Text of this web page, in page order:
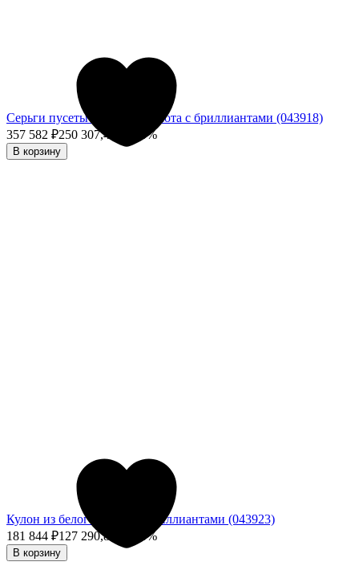
Серьги пусеты из белого золота с бриллиантами (043918)
357 582 ₽250 307,40 - 30%
В корзину
Кулон из белого золота с бриллиантами (043923)
181 844 ₽127 290,80 - 30%
В корзину